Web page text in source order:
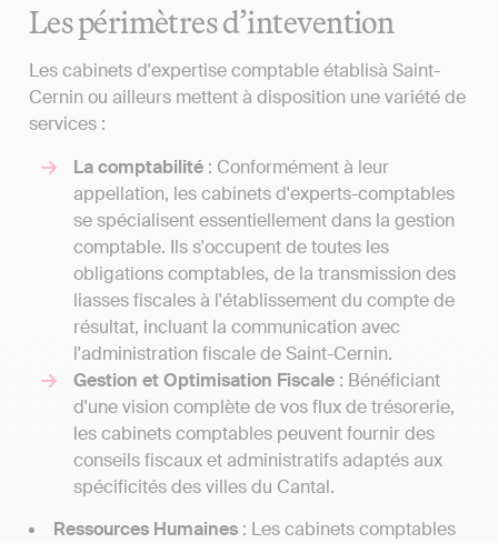
Les périmètres d’intevention
Les cabinets d'expertise comptable établisà Saint-
Cernin ou ailleurs mettent à disposition une variété de
services :
La comptabilité : Conformément à leur
appellation, les cabinets d'experts-comptables
se spécialisent essentiellement dans la gestion
comptable. Ils s'occupent de toutes les
obligations comptables, de la transmission des
liasses fiscales à l'établissement du compte de
résultat, incluant la communication avec
l'administration fiscale de Saint-Cernin.
Gestion et Optimisation Fiscale : Bénéficiant
d'une vision complète de vos flux de trésorerie,
les cabinets comptables peuvent fournir des
conseils fiscaux et administratifs adaptés aux
spécificités des villes du Cantal.
Ressources Humaines : Les cabinets comptables